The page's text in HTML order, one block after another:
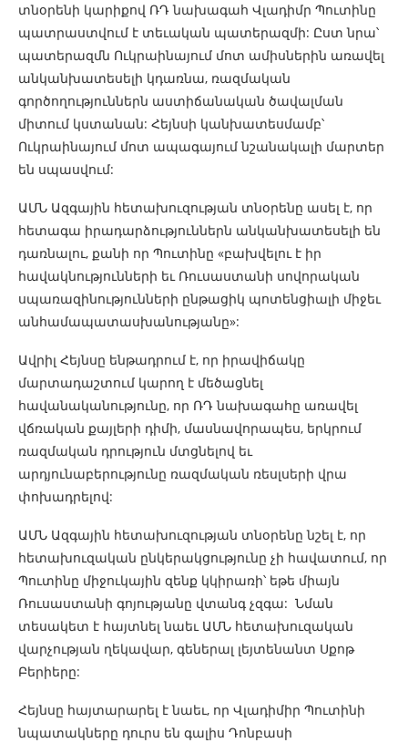
տնօրենի կարիքով ՌԴ նախագահ Վլադիմր Պուտինը
պատրաստվում է տեւական պատերազմի: Ըստ նրա՝
պատերազմն Ուկրաինայում մոտ ամիսներին առավել
անկանխատեսելի կդառնա, ռազմական
գործողություններն աստիճանական ծավալման
միտում կստանան: Հեյնսի կանխատեսմամբ՝
Ուկրաինայում մոտ ապագայում նշանակալի մարտեր
են սպասվում:
ԱՄՆ Ազգային հետախուզության տնօրենը ասել է, որ
հետագա իրադարձություններն անկանխատեսելի են
դառնալու, քանի որ Պուտինը «բախվելու է իր
հավակնությունների եւ Ռուսաստանի սովորական
սպառազինությունների ընթացիկ պոտենցիալի միջեւ
անհամապատասխանությանը»:
Ավրիլ Հեյնսը ենթադրում է, որ իրավիճակը
մարտադաշտում կարող է մեծացնել
հավանականությունը, որ ՌԴ նախագահը առավել
վճռական քայլերի դիմի, մասնավորապես, երկրում
ռազմական դրություն մտցնելով եւ
արդյունաբերությունը ռազմական ռեսլսերի վրա
փոխադրելով:
ԱՄՆ Ազգային հետախուզության տնօրենը նշել է, որ
հետախուզական ընկերակցությունը չի հավատում, որ
Պուտինը միջուկային զենք կկիրառի՝ եթե միայն
Ռուսաստանի գոյությանը վտանգ չզգա: Նման
տեսակետ է հայտնել նաեւ ԱՄՆ հետախուզական
վարչության ղեկավար, գեներալ լեյտենանտ Սքոթ
Բերիերը:
Հեյնսը հայտարարել է նաեւ, որ Վլադիմիր Պուտինի
նպատակները դուրս են գալիս Դոնբասի